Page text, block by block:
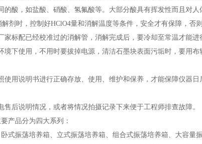
酸，如盐酸、硝酸、氢氟酸等。大部分酸具有挥发性而且对
剂时，控制好HClO4量和消解温度等条件，安全才有保障，否
标配已经校准过的消解管，消解完成后，要冷却至常温才能进
下使用，不用时要拔掉电源，清洁石墨块表面污垢时，要用
用说明书进行正确存放、使用、维护和保养，才能保障仪器
后说明情况，或者将情况拍摄记录下来便于工程师排查故障。
产品分为四大系列：
式振荡培养箱、立式振荡培养箱、组合式振荡培养箱、大容量